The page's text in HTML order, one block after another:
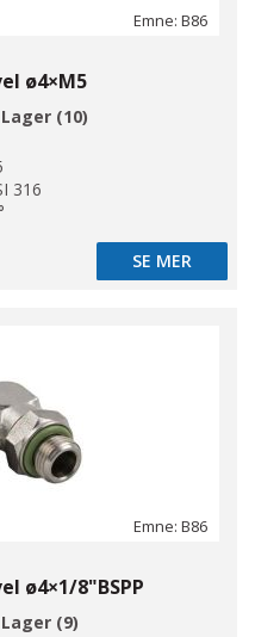
Emne: B86
ø4×M5
Lager (10)
316
SE MER
SE MER
Emne: B86
ø4×1/8"BSPP
Lager (9)